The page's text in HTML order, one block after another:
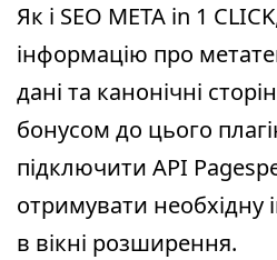
Як і SEO META in 1
інформацію про
дані та канонічні
бонусом до цього
підключити API
отримувати
в вікні розширення.